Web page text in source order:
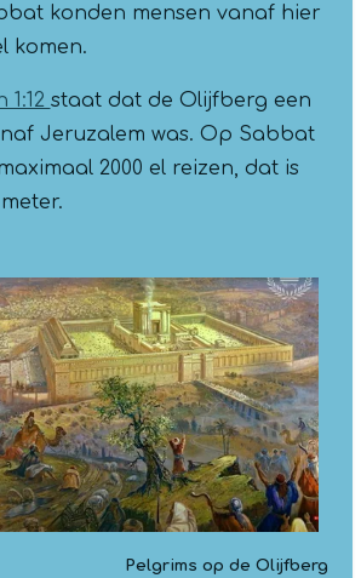
konden mensen vanaf hier
komen.
1:12 staat dat de Olijfberg een
Jeruzalem was. Op Sabbat
2000 el reizen, dat is
Pelgrims op de Olijfberg